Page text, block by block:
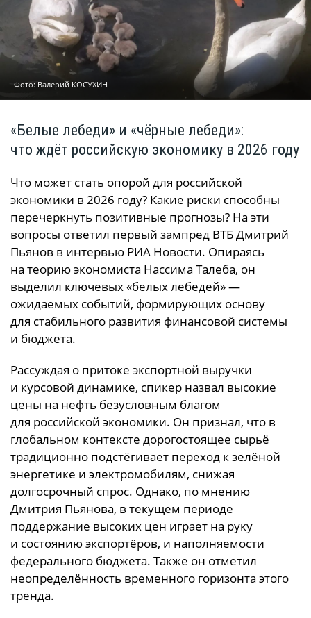
Фото: Валерий КОСУХИН
«Белые лебеди» и «чёрные лебеди»:
что ждёт российскую экономику в 2026 году
Что может стать опорой для российской
экономики в 2026 году? Какие риски способны
перечеркнуть позитивные прогнозы? На эти
вопросы ответил первый зампред ВТБ Дмитрий
Пьянов в интервью РИА Новости. Опираясь
на теорию экономиста Нассима Талеба, он
выделил ключевых «белых лебедей» —
ожидаемых событий, формирующих основу
для стабильного развития финансовой системы
и бюджета.
Рассуждая о притоке экспортной выручки
и курсовой динамике, спикер назвал высокие
цены на нефть безусловным благом
для российской экономики. Он признал, что в
глобальном контексте дорогостоящее сырьё
традиционно подстёгивает переход к зелёной
энергетике и электромобилям, снижая
долгосрочный спрос. Однако, по мнению
Дмитрия Пьянова, в текущем периоде
поддержание высоких цен играет на руку
и состоянию экспортёров, и наполняемости
федерального бюджета. Также он отметил
неопределённость временного горизонта этого
тренда.